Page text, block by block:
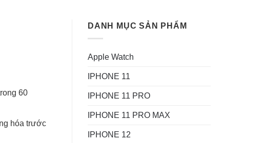
DANH MỤC SẢN PHẨM
Apple Watch
IPHONE 11
IPHONE 11 PRO
IPHONE 11 PRO MAX
IPHONE 12
60
hóa trước